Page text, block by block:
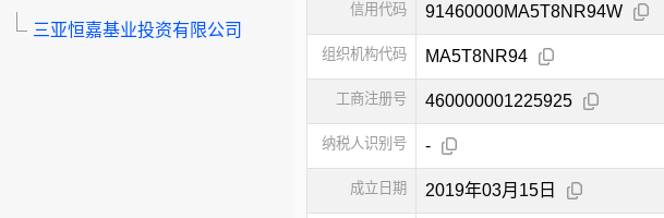
三亚恒嘉基业投资有限公司
信用代码 91460000MA5T8NR94W
组织机构代码 MA5T8NR94
工商注册号 460000001225925
纳税人识别号 -
成立日期 2019年03月15日